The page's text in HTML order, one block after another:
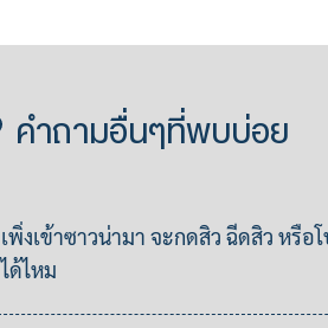
คำถามอื่นๆที่พบบ่อย
เพิ่งเข้าซาวน่ามา จะกดสิว ฉีดสิว หรื
ได้ไหม